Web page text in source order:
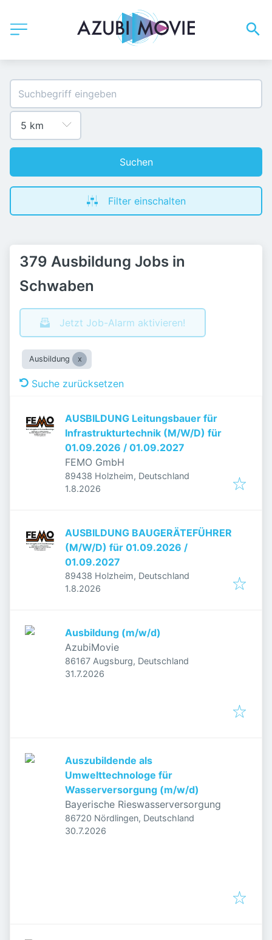
Suchen
Filter einschalten
379 Ausbildung Jobs in
Schwaben
Jetzt Job-Alarm aktivieren!
Ausbildung
Suche zurücksetzen
AUSBILDUNG Leitungsbauer für
Infrastrukturtechnik (M/W/D) für
01.09.2026 / 01.09.2027
FEMO GmbH
89438 Holzheim, Deutschland
Veröffentlicht
1.8.2026
AUSBILDUNG BAUGERÄTEFÜHRER
(M/W/D) für 01.09.2026 /
01.09.2027
89438 Holzheim, Deutschland
Veröffentlicht
1.8.2026
Ausbildung (m/w/d)
AzubiMovie
86167 Augsburg, Deutschland
Veröffentlicht
31.7.2026
Auszubildende als
Umwelttechnologe für
Wasserversorgung (m/w/d)
Bayerische Rieswasserversorgung
86720 Nördlingen, Deutschland
Veröffentlicht
30.7.2026